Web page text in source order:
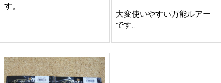
す。
大変使いやすい万能ルアー
です。